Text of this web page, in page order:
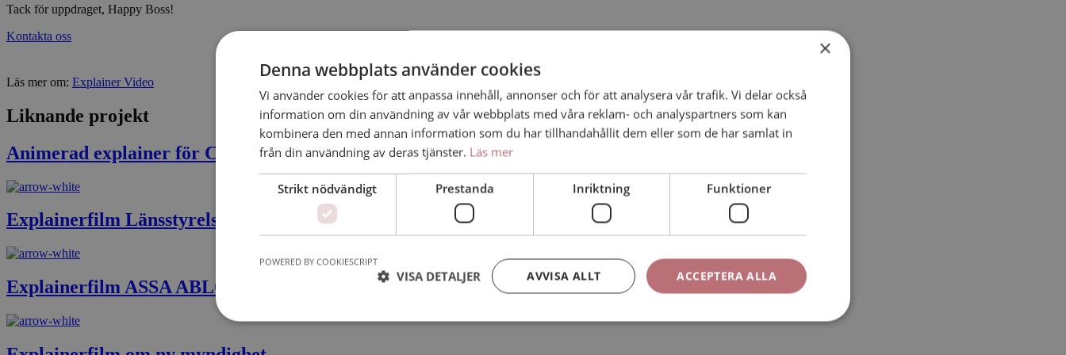
Tack för uppdraget, Happy Boss!
Kontakta oss
Läs mer om: Explainer Video
Liknande projekt
Animerad explainer för CSN
Explainerfilm Länsstyrelsen
Explainerfilm ASSA ABLOY
×
Denna webbplats använder cookies
Vi använder cookies för att anpassa innehåll, annonser och för att analysera vår trafik. Vi delar också
information om din användning av vår webbplats med våra reklam- och analyspartners som kan
kombinera den med annan information som du har tillhandahållit dem eller som de har samlat in
från din användning av deras tjänster. Läs mer
Strikt nödvändigt Prestanda Inriktning Funktioner
ACCEPTERA ALLA
AVVISA ALLT
VISA DETALJER
POWERED BY COOKIESCRIPT